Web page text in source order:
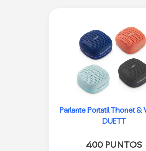
Parlante Portatil Thonet &
DUETT
400 PUNTOS